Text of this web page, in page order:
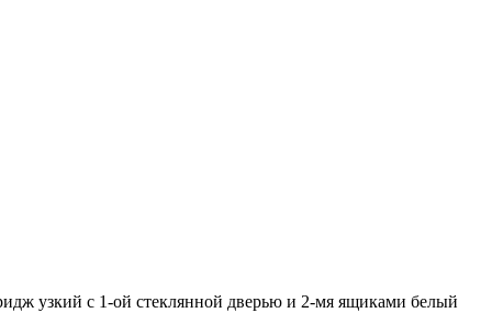
узкий с 1-ой стеклянной дверью и 2-мя ящиками белый